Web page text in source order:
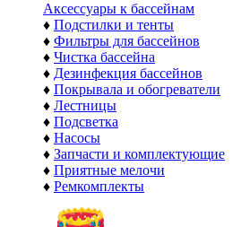
Аксессуары к бассейнам
♦ Подстилки и тенты
♦ Фильтры для бассейнов
♦ Чистка бассейна
♦ Дезинфекция бассейнов
♦ Покрывала и обогреватели
♦ Лестницы
♦ Подсветка
♦ Насосы
♦ Запчасти и комплектующие
♦ Приятные мелочи
♦ Ремкомплекты